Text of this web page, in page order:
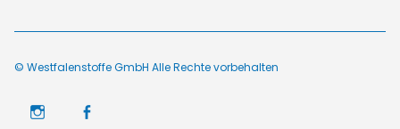
© Westfalenstoffe GmbH Alle Rechte vorbehalten